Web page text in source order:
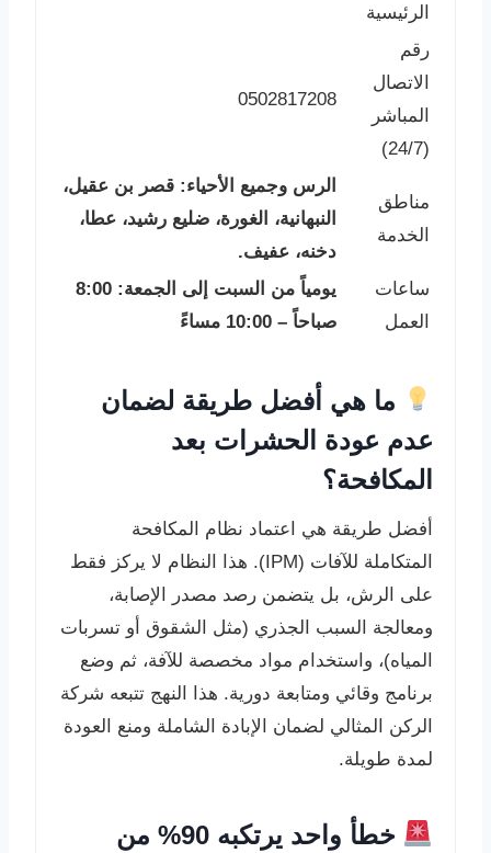
الرئيسية
رقم
الاتصال
المباشر
(24/7)
0502817208
مناطق
الخدمة
الرس وجميع الأحياء: قصر بن عقيل،
النبهانية، الغورة، ضليع رشيد، عطا،
دخنه، عفيف.
ساعات
العمل
يومياً من السبت إلى الجمعة: 8:00
صباحاً – 10:00 مساءً
ما هي أفضل طريقة لضمان
عدم عودة الحشرات بعد
المكافحة؟
أفضل طريقة هي اعتماد نظام المكافحة
المتكاملة للآفات (IPM). هذا النظام لا يركز فقط
على الرش، بل يتضمن رصد مصدر الإصابة،
ومعالجة السبب الجذري (مثل الشقوق أو تسربات
المياه)، واستخدام مواد مخصصة للآفة، ثم وضع
برنامج وقائي ومتابعة دورية. هذا النهج تتبعه شركة
الركن المثالي لضمان الإبادة الشاملة ومنع العودة
لمدة طويلة.
خطأ واحد يرتكبه 90% من